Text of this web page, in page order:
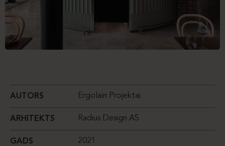
AUTORS Ergolain Projektai
ARHITEKTS Radius Design AS
GADS 2021